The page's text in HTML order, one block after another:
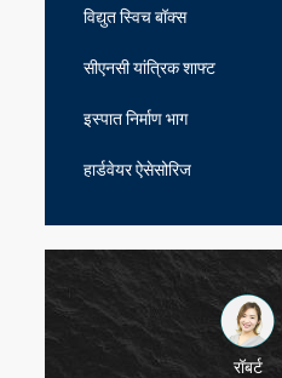
विद्युत स्विच बॉक्स
सीएनसी यांत्रिक शाफ्ट
इस्पात निर्माण भाग
हार्डवेयर ऐसेसोरिज
रॉबर्ट